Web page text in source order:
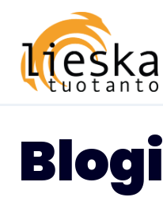
sisältöön
Blogi